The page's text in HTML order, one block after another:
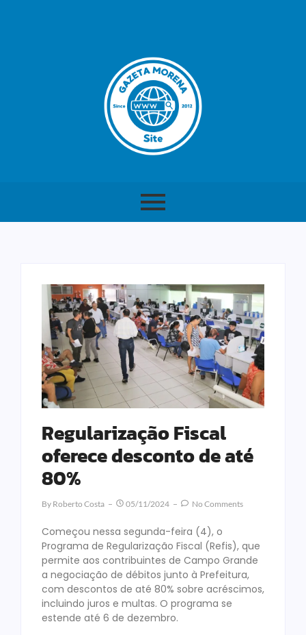
Regularização Fiscal
oferece desconto de até
80%
By Roberto Costa 05/11/2024 No Comments
Começou nessa segunda-feira (4), o
Programa de Regularização Fiscal (Refis), que
permite aos contribuintes de Campo Grande
a negociação de débitos junto à Prefeitura,
com descontos de até 80% sobre acréscimos,
incluindo juros e multas. O programa se
estende até 6 de dezembro.